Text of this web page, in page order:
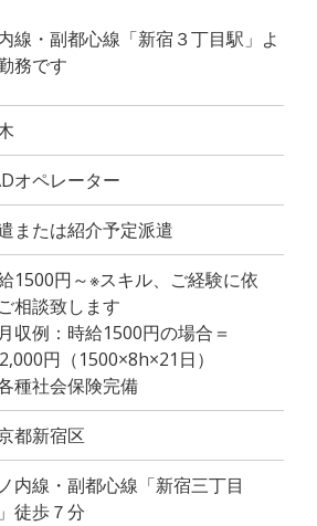
線・副都心線「新宿３丁目駅」よ
務です
オペレーター
または紹介予定派遣
1500円～※スキル、ご経験に依
相談致します
収例：時給1500円の場合＝
円（1500×8h×21日）
種社会保険完備
都新宿区
内線・副都心線「新宿三丁目
徒歩７分